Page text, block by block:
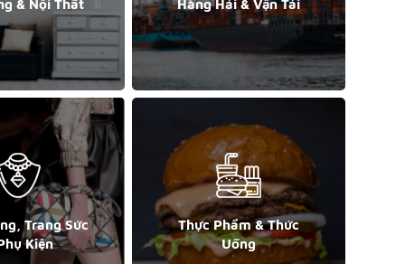
& Nội Thất Hàng Hải & Vận Tải
Trang Sức
Kiện
Thực Phẩm & Thức
Uống